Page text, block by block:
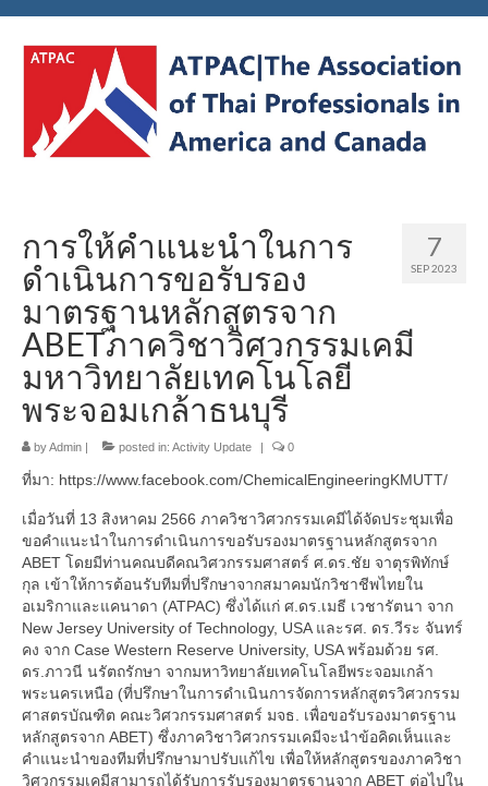
7
SEP 2023
การให้คำแนะนำในการ
ดำเนินการขอรับรอง
มาตรฐานหลักสูตรจาก
ABETภาควิชาวิศวกรรมเคมี
มหาวิทยาลัยเทคโนโลยี
พระจอมเกล้าธนบุรี
byAdmin | posted in: Activity Update | 0
ที่มา: https://www.facebook.com/ChemicalEngineeringKMUTT/
เมื่อวันที่ 13 สิงหาคม 2566 ภาควิชาวิศวกรรมเคมีได้จัดประชุมเพื่อ
ขอคำแนะนำในการดำเนินการขอรับรองมาตรฐานหลักสูตรจาก
ABET โดยมีท่านคณบดีคณวิศวกรรมศาสตร์ ศ.ดร.ชัย จาตุรพิทักษ์
กุล เข้าให้การต้อนรับทีมที่ปรึกษาจากสมาคมนักวิชาชีพไทยใน
อเมริกาและแคนาดา (ATPAC) ซึ่งได้แก่ ศ.ดร.เมธี เวชารัตนา จาก
New Jersey University of Technology, USA และรศ. ดร.วีระ จันทร์
คง จาก Case Western Reserve University, USA พร้อมด้วย รศ.
ดร.ภาวนี นรัตถรักษา จากมหาวิทยาลัยเทคโนโลยีพระจอมเกล้า
พระนครเหนือ (ที่ปรึกษาในการดำเนินการจัดการหลักสูตรวิศวกรรม
ศาสตรบัณฑิต คณะวิศวกรรมศาสตร์ มจธ. เพื่อขอรับรองมาตรฐาน
หลักสูตรจาก ABET) ซึ่งภาควิชาวิศวกรรมเคมีจะนำข้อคิดเห็นและ
คำแนะนำของทีมที่ปรึกษามาปรับแก้ไข เพื่อให้หลักสูตรของภาควิชา
วิศวกรรมเคมีสามารถได้รับการรับรองมาตรฐานจาก ABET ต่อไปใน